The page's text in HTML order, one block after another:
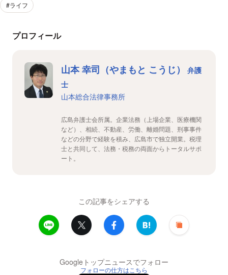
#ライフ
プロフィール
山本 幸司（やまもと こうじ）
弁護
士
山本総合法律事務所
広島弁護士会所属。企業法務（上場企業、医療機関
など）、相続、不動産、労働、離婚問題、刑事事件
などの分野で経験を積み、広島市で独立開業。税理
士と共同して、法務・税務の両面からトータルサポ
ート。
この記事をシェアする
Googleトップニュースでフォロー
フォローの仕方はこちら